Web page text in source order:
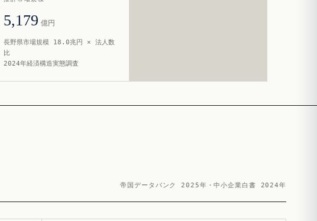
5,179 億円
長野県市場規模 18.0兆円 × 法人数
比
2024年経済構造実態調査
帝国データバンク 2025年・中小企業白書 2024年